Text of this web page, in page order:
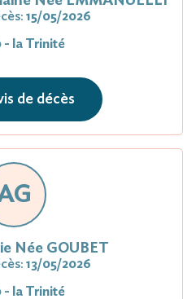
15/05/2026
- la Trinité
de décès
Née GOUBET
13/05/2026
- la Trinité